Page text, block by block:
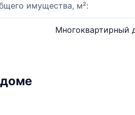
имущества, м²:
Многоквартирный